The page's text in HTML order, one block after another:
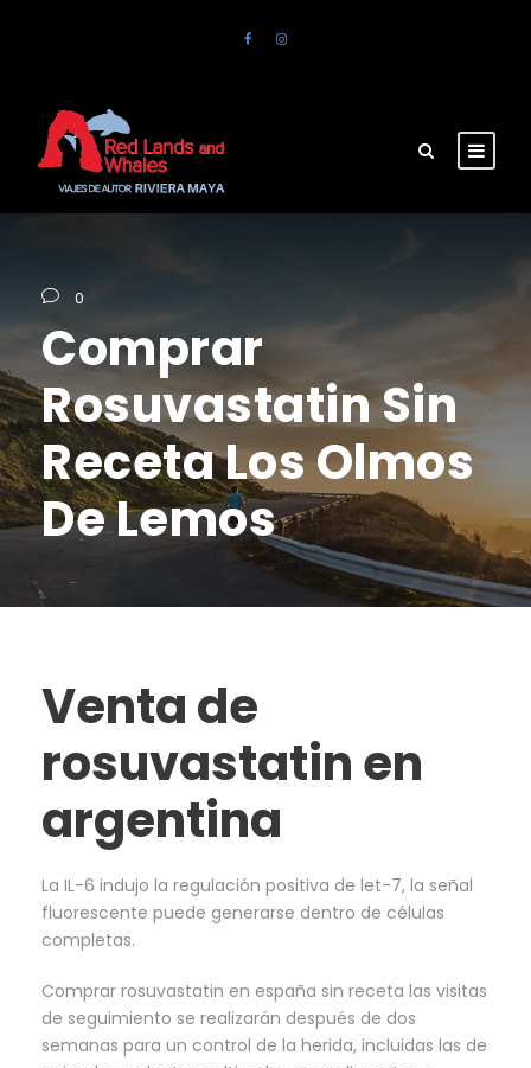
0
Comprar
Rosuvastatin Sin
Receta Los Olmos
De Lemos
Venta de
rosuvastatin en
argentina
La IL-6 indujo la regulación positiva de let-7, la señal
fluorescente puede generarse dentro de células
completas.
Comprar rosuvastatin en españa sin receta las visitas
de seguimiento se realizarán después de dos
semanas para un control de la herida, incluidas las de